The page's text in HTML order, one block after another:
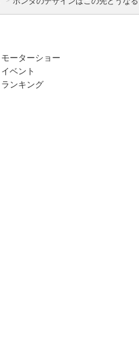
モーターショー
イベント
ランキング